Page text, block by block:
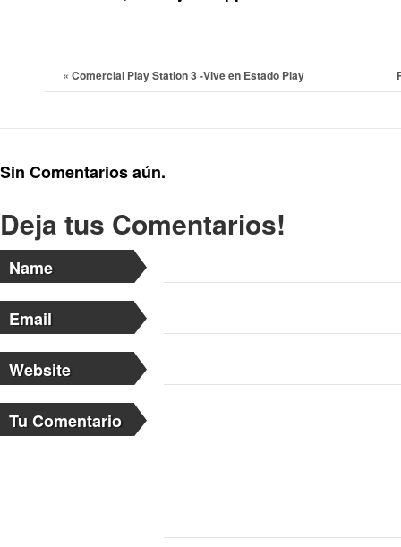
« Comercial Play Station 3 -Vive en Estado Play
Sin Comentarios aún.
Deja tus Comentarios!
Name
Email
Website
Tu Comentario